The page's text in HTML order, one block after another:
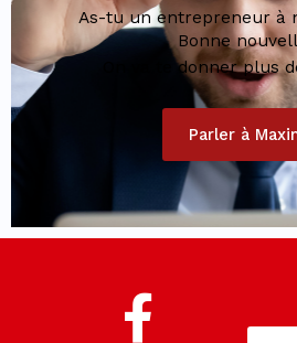
As-tu un entrepreneur à
Bonne
On va te donner plus
Parler à